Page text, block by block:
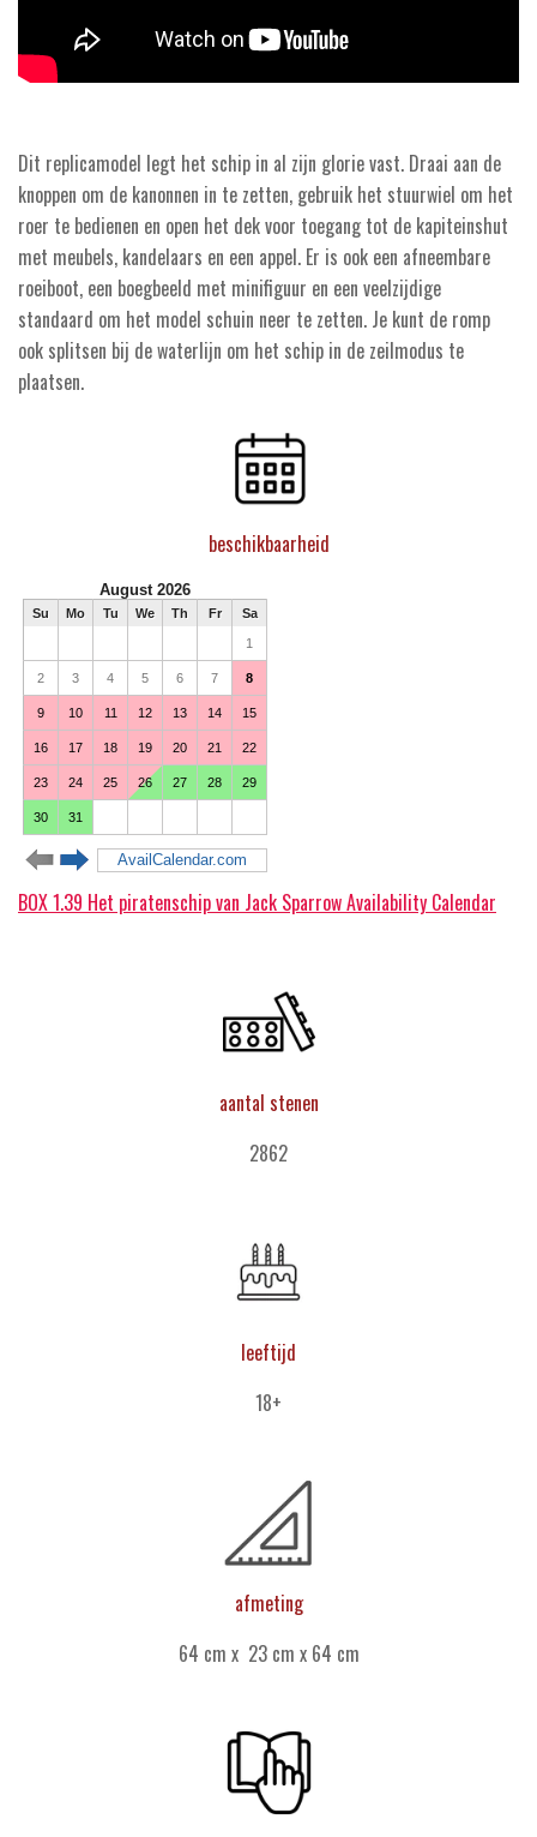
Dit replicamodel legt het schip in al zijn glorie vast. Draai aan de
knoppen om de kanonnen in te zetten, gebruik het stuurwiel om het
roer te bedienen en open het dek voor toegang tot de kapiteinshut
met meubels, kandelaars en een appel. Er is ook een afneembare
roeiboot, een boegbeeld met minifiguur en een veelzijdige
standaard om het model schuin neer te zetten. Je kunt de romp
ook splitsen bij de waterlijn om het schip in de zeilmodus te
plaatsen.
beschikbaarheid
BOX 1.39 Het piratenschip van Jack Sparrow Availability Calendar
aantal stenen
2862
leeftijd
18+
afmeting
64 cm x 23 cm x 64 cm